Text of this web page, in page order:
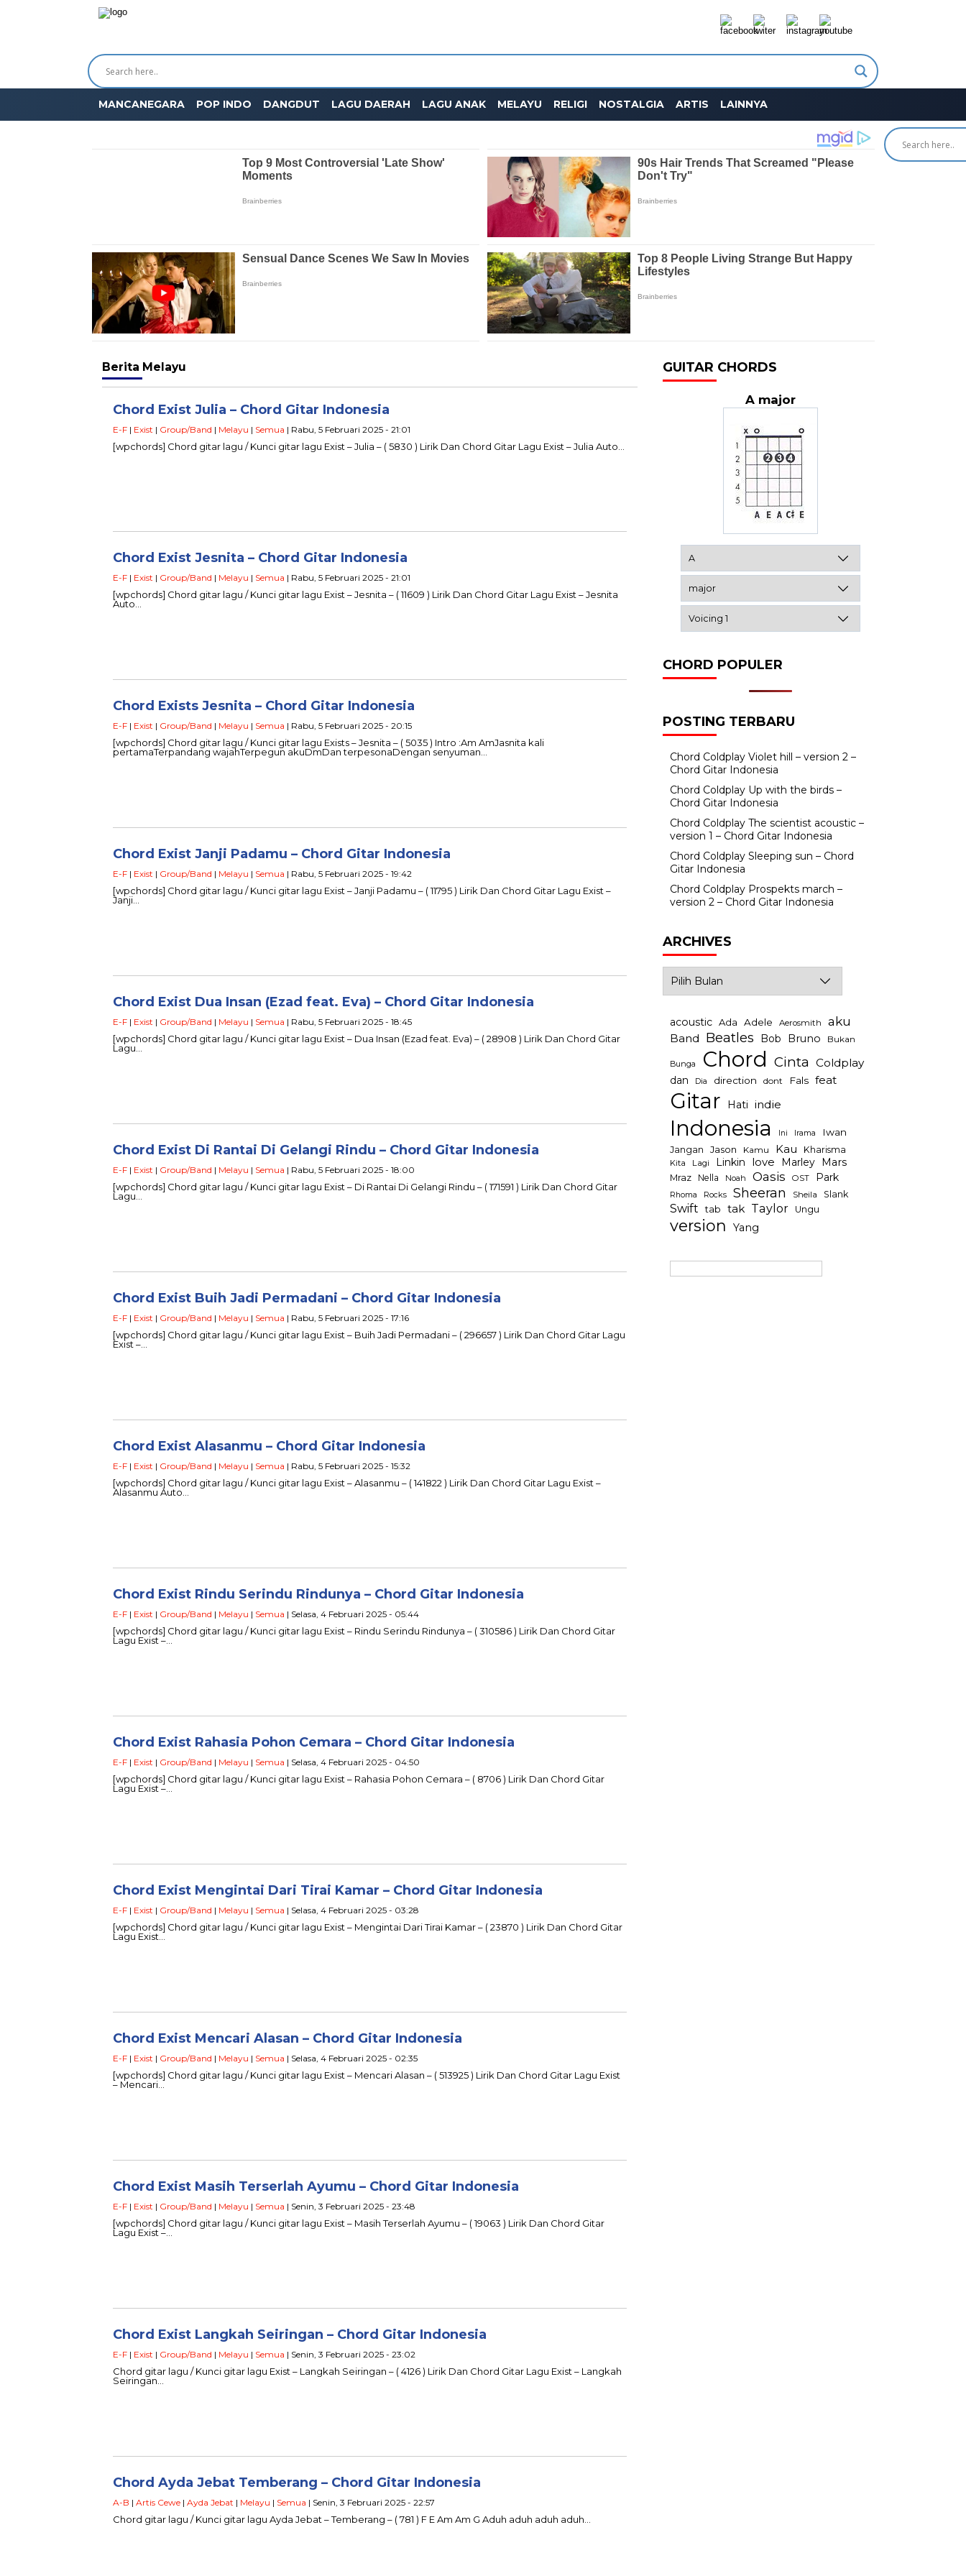
MANCANEGARA POP INDO DANGDUT LAGU DAERAH LAGU ANAK MELAYU RELIGI NOSTALGIA ARTIS LAINNYA
Berita Melayu
Chord Exist Julia – Chord Gitar Indonesia
E-F | Exist | Group/Band | Melayu | Semua | Rabu, 5 Februari 2025 - 21:01
[wpchords] Chord gitar lagu / Kunci gitar lagu Exist – Julia – ( 5830 ) Lirik Dan Chord Gitar Lagu Exist – Julia Auto…
Chord Exist Jesnita – Chord Gitar Indonesia
E-F | Exist | Group/Band | Melayu | Semua | Rabu, 5 Februari 2025 - 21:01
[wpchords] Chord gitar lagu / Kunci gitar lagu Exist – Jesnita – ( 11609 ) Lirik Dan Chord Gitar Lagu Exist – Jesnita
Auto…
Chord Exists Jesnita – Chord Gitar Indonesia
E-F | Exist | Group/Band | Melayu | Semua | Rabu, 5 Februari 2025 - 20:15
[wpchords] Chord gitar lagu / Kunci gitar lagu Exists – Jesnita – ( 5035 ) Intro :Am AmJasnita kali
pertamaTerpandang wajahTerpegun akuDmDan terpesonaDengan senyuman…
Chord Exist Janji Padamu – Chord Gitar Indonesia
E-F | Exist | Group/Band | Melayu | Semua | Rabu, 5 Februari 2025 - 19:42
[wpchords] Chord gitar lagu / Kunci gitar lagu Exist – Janji Padamu – ( 11795 ) Lirik Dan Chord Gitar Lagu Exist –
Janji…
Chord Exist Dua Insan (Ezad feat. Eva) – Chord Gitar Indonesia
E-F | Exist | Group/Band | Melayu | Semua | Rabu, 5 Februari 2025 - 18:45
[wpchords] Chord gitar lagu / Kunci gitar lagu Exist – Dua Insan (Ezad feat. Eva) – ( 28908 ) Lirik Dan Chord Gitar
Lagu…
Chord Exist Di Rantai Di Gelangi Rindu – Chord Gitar Indonesia
E-F | Exist | Group/Band | Melayu | Semua | Rabu, 5 Februari 2025 - 18:00
[wpchords] Chord gitar lagu / Kunci gitar lagu Exist – Di Rantai Di Gelangi Rindu – ( 171591 ) Lirik Dan Chord Gitar
Lagu…
Chord Exist Buih Jadi Permadani – Chord Gitar Indonesia
E-F | Exist | Group/Band | Melayu | Semua | Rabu, 5 Februari 2025 - 17:16
[wpchords] Chord gitar lagu / Kunci gitar lagu Exist – Buih Jadi Permadani – ( 296657 ) Lirik Dan Chord Gitar Lagu
Exist –…
Chord Exist Alasanmu – Chord Gitar Indonesia
E-F | Exist | Group/Band | Melayu | Semua | Rabu, 5 Februari 2025 - 15:32
[wpchords] Chord gitar lagu / Kunci gitar lagu Exist – Alasanmu – ( 141822 ) Lirik Dan Chord Gitar Lagu Exist –
Alasanmu Auto…
Chord Exist Rindu Serindu Rindunya – Chord Gitar Indonesia
E-F | Exist | Group/Band | Melayu | Semua | Selasa, 4 Februari 2025 - 05:44
[wpchords] Chord gitar lagu / Kunci gitar lagu Exist – Rindu Serindu Rindunya – ( 310586 ) Lirik Dan Chord Gitar
Lagu Exist –…
Chord Exist Rahasia Pohon Cemara – Chord Gitar Indonesia
E-F | Exist | Group/Band | Melayu | Semua | Selasa, 4 Februari 2025 - 04:50
[wpchords] Chord gitar lagu / Kunci gitar lagu Exist – Rahasia Pohon Cemara – ( 8706 ) Lirik Dan Chord Gitar
Lagu Exist –…
Chord Exist Mengintai Dari Tirai Kamar – Chord Gitar Indonesia
E-F | Exist | Group/Band | Melayu | Semua | Selasa, 4 Februari 2025 - 03:28
[wpchords] Chord gitar lagu / Kunci gitar lagu Exist – Mengintai Dari Tirai Kamar – ( 23870 ) Lirik Dan Chord Gitar
Lagu Exist…
Chord Exist Mencari Alasan – Chord Gitar Indonesia
E-F | Exist | Group/Band | Melayu | Semua | Selasa, 4 Februari 2025 - 02:35
[wpchords] Chord gitar lagu / Kunci gitar lagu Exist – Mencari Alasan – ( 513925 ) Lirik Dan Chord Gitar Lagu Exist
– Mencari…
Chord Exist Masih Terserlah Ayumu – Chord Gitar Indonesia
E-F | Exist | Group/Band | Melayu | Semua | Senin, 3 Februari 2025 - 23:48
[wpchords] Chord gitar lagu / Kunci gitar lagu Exist – Masih Terserlah Ayumu – ( 19063 ) Lirik Dan Chord Gitar
Lagu Exist –…
Chord Exist Langkah Seiringan – Chord Gitar Indonesia
E-F | Exist | Group/Band | Melayu | Semua | Senin, 3 Februari 2025 - 23:02
Chord gitar lagu / Kunci gitar lagu Exist – Langkah Seiringan – ( 4126 ) Lirik Dan Chord Gitar Lagu Exist – Langkah
Seiringan…
Chord Ayda Jebat Temberang – Chord Gitar Indonesia
A-B | Artis Cewe | Ayda Jebat | Melayu | Semua | Senin, 3 Februari 2025 - 22:57
Chord gitar lagu / Kunci gitar lagu Ayda Jebat – Temberang – ( 781 ) F E Am Am G Aduh aduh aduh aduh…
GUITAR CHORDS
A major
CHORD POPULER
POSTING TERBARU
Chord Coldplay Violet hill – version 2 –
Chord Gitar Indonesia
Chord Coldplay Up with the birds –
Chord Gitar Indonesia
Chord Coldplay The scientist acoustic –
version 1 – Chord Gitar Indonesia
Chord Coldplay Sleeping sun – Chord
Gitar Indonesia
Chord Coldplay Prospekts march –
version 2 – Chord Gitar Indonesia
ARCHIVES
acoustic Ada Adele Aerosmith aku
Band Beatles Bob Bruno Bukan
Bunga Chord Cinta Coldplay
dan Dia direction dont Fals feat
Gitar Hati indie
Indonesia Ini Irama Iwan
Jangan Jason Kamu Kau Kharisma
Kita Lagi Linkin love Marley Mars
Mraz Nella Noah Oasis OST Park
Rhoma Rocks Sheeran Sheila Slank
Swift tab tak Taylor Ungu
version Yang